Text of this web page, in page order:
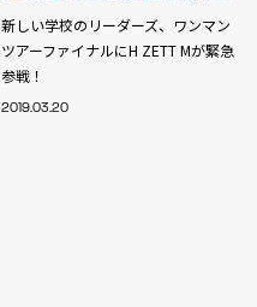
新しい学校のリーダーズ、ワンマン
ツアーファイナルにH ZETT Mが緊急
参戦！
2019.03.20